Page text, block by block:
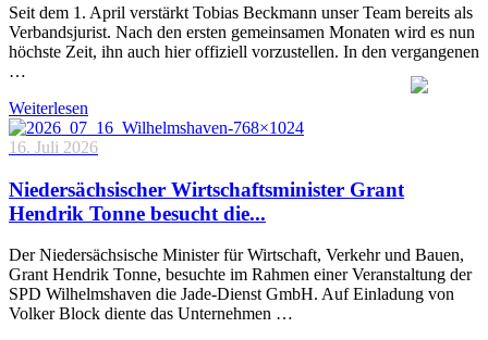
Seit dem 1. April verstärkt Tobias Beckmann unser Team bereits als
Verbandsjurist. Nach den ersten gemeinsamen Monaten wird es nun
höchste Zeit, ihn auch hier offiziell vorzustellen. In den vergangenen
…
Weiterlesen
16. Juli 2026
Niedersächsischer Wirtschaftsminister Grant
Hendrik Tonne besucht die...
Der Niedersächsische Minister für Wirtschaft, Verkehr und Bauen,
Grant Hendrik Tonne, besuchte im Rahmen einer Veranstaltung der
SPD Wilhelmshaven die Jade-Dienst GmbH. Auf Einladung von
Volker Block diente das Unternehmen …